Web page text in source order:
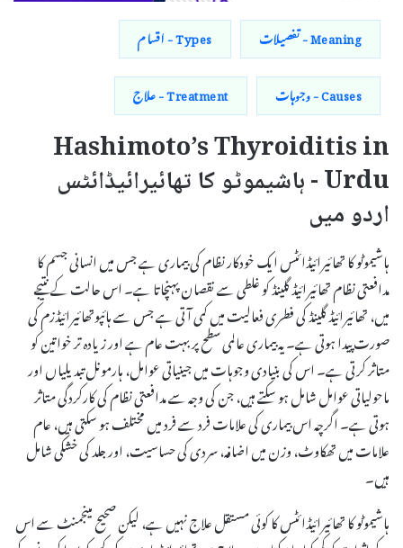
Meaning - تفصیلات
Types - اقسام
Causes - وجوہات
Treatment - علاج
Hashimoto’s Thyroiditis in
Urdu - ہاشیموٹو کا تھائیرائیڈائٹس
اردو میں
ہاشیموٹو کا تھائیرائیڈائٹس ایک خودکار نظام کی بیماری ہے جس میں انسانی جسم کا
مدافعتی نظام تھائیرائیڈ گلینڈ کو غلطی سے نقصان پہنچاتا ہے۔ اس حالت کے نتیجے
میں، تھائیرائیڈ گلینڈ کی فطری فعالیت میں کمی آتی ہے جس سے ہائپوتھائیرائیڈزم کی
صورت پیدا ہوتی ہے۔ یہ بیماری عالمی سطح پر بہت عام ہے اور زیادہ تر خواتین کو
متاثر کرتی ہے۔ اس کی بنیادی وجوہات میں جینیاتی عوامل، ہارمونل تبدیلیاں اور
ماحولیاتی عوامل شامل ہو سکتے ہیں، جن کی وجہ سے مدافعتی نظام کی کارکردگی متاثر
ہوتی ہے۔ اگرچہ اس بیماری کی علامات فرد سے فرد میں مختلف ہو سکتی ہیں، عام
علامات میں تھکاوٹ، وزن میں اضافہ، سردی کی حساسیت، اور جلد کی خشکی شامل
ہیں۔
ہاشیموٹو کا تھائیرائیڈائٹس کا کوئی مستقل علاج نہیں ہے، لیکن صحیح مینجمنٹ سے اس